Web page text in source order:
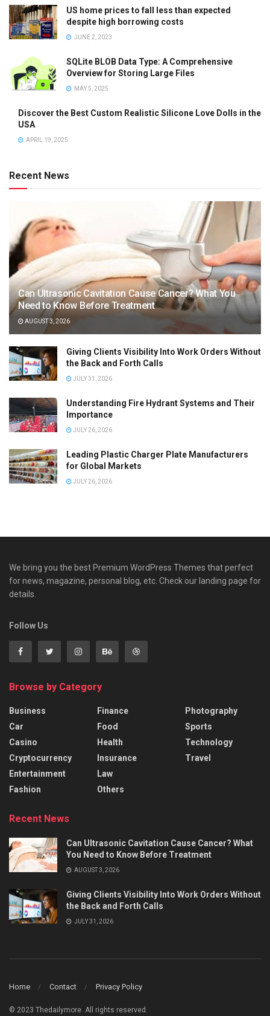
US home prices to fall less than expected
despite high borrowing costs
JUNE 2, 2023
SQLite BLOB Data Type: A Comprehensive
Overview for Storing Large Files
MAY 5, 2025
Discover the Best Custom Realistic Silicone Love Dolls in the
USA
APRIL 19, 2025
Recent News
Can Ultrasonic Cavitation Cause Cancer? What You
Need to Know Before Treatment
AUGUST 3, 2026
Giving Clients Visibility Into Work Orders Without
the Back and Forth Calls
JULY 31, 2026
Understanding Fire Hydrant Systems and Their
Importance
JULY 26, 2026
Leading Plastic Charger Plate Manufacturers
for Global Markets
JULY 26, 2026
We bring you the best Premium WordPress Themes that perfect
for news, magazine, personal blog, etc. Check our landing page for
details.
Follow Us
Browse by Category
Business
Car
Casino
Cryptocurrency
Entertainment
Fashion
Finance
Food
Health
Insurance
Law
Others
Photography
Sports
Technology
Travel
Recent News
Can Ultrasonic Cavitation Cause Cancer? What
You Need to Know Before Treatment
AUGUST 3, 2026
Giving Clients Visibility Into Work Orders Without
the Back and Forth Calls
JULY 31, 2026
Home Contact Privacy Policy
© 2023 Thedailymore. All rights reserved.